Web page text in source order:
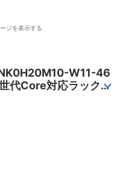
ジを表示する
W11-46
代Core対応ラック